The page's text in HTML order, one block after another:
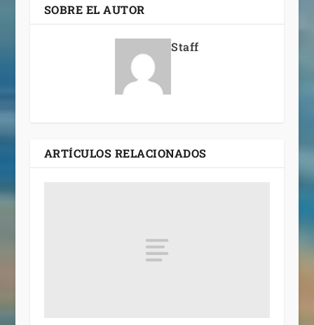
SOBRE EL AUTOR
Staff
ARTÍCULOS RELACIONADOS